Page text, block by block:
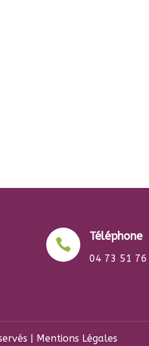

Téléphone
04 73 51 76
| Mentions Légales